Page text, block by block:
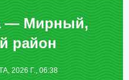
— Мирный,
район
2026 Г., 06:38